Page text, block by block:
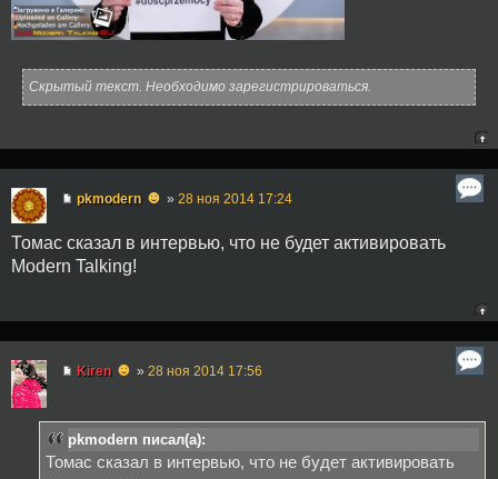
Скрытый текст. Необходимо зарегистрироваться.
pkmodern ☻ » 28 ноя 2014 17:24
Томас сказал в интервью, что не будет активировать
Modern Talking!
Kiren ☻ » 28 ноя 2014 17:56
pkmodern писал(а):
Томас сказал в интервью, что не будет активировать